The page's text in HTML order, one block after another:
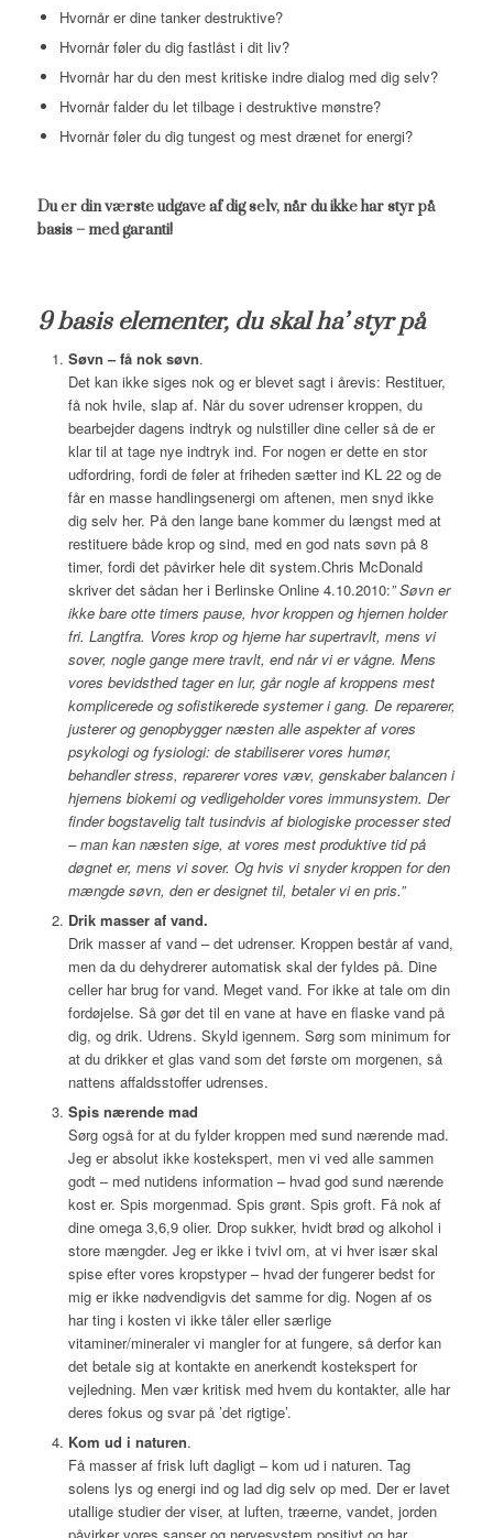
Hvornår er dine tanker destruktive?
Hvornår føler du dig fastlåst i dit liv?
Hvornår har du den mest kritiske indre dialog med dig selv?
Hvornår falder du let tilbage i destruktive mønstre?
Hvornår føler du dig tungest og mest drænet for energi?
Du er din værste udgave af dig selv, når du ikke har styr på
basis – med garanti!
9 basis elementer, du skal ha’ styr på
Søvn – få nok søvn.
Det kan ikke siges nok og er blevet sagt i årevis: Restituer,
få nok hvile, slap af. Når du sover udrenser kroppen, du
bearbejder dagens indtryk og nulstiller dine celler så de er
klar til at tage nye indtryk ind. For nogen er dette en stor
udfordring, fordi de føler at friheden sætter ind KL 22 og de
får en masse handlingsenergi om aftenen, men snyd ikke
dig selv her. På den lange bane kommer du længst med at
restituere både krop og sind, med en god nats søvn på 8
timer, fordi det påvirker hele dit system.Chris McDonald
skriver det sådan her i Berlinske Online 4.10.2010:”Søvn er
ikke bare otte timers pause, hvor kroppen og hjernen holder
fri. Langtfra. Vores krop og hjerne har supertravlt, mens vi
sover, nogle gange mere travlt, end når vi er vågne. Mens
vores bevidsthed tager en lur, går nogle af kroppens mest
komplicerede og sofistikerede systemer i gang. De reparerer,
justerer og genopbygger næsten alle aspekter af vores
psykologi og fysiologi: de stabiliserer vores humør,
behandler stress, reparerer vores væv, genskaber balancen i
hjernens biokemi og vedligeholder vores immunsystem. Der
finder bogstavelig talt tusindvis af biologiske processer sted
– man kan næsten sige, at vores mest produktive tid på
døgnet er, mens vi sover. Og hvis vi snyder kroppen for den
mængde søvn, den er designet til, betaler vi en pris.”
Drik masser af vand.
Drik masser af vand – det udrenser. Kroppen består af vand,
men da du dehydrerer automatisk skal der fyldes på. Dine
celler har brug for vand. Meget vand. For ikke at tale om din
fordøjelse. Så gør det til en vane at have en flaske vand på
dig, og drik. Udrens. Skyld igennem. Sørg som minimum for
at du drikker et glas vand som det første om morgenen, så
nattens affaldsstoffer udrenses.
Spis nærende mad
Sørg også for at du fylder kroppen med sund nærende mad.
Jeg er absolut ikke kostekspert, men vi ved alle sammen
godt – med nutidens information – hvad god sund nærende
kost er. Spis morgenmad. Spis grønt. Spis groft. Få nok af
dine omega 3,6,9 olier. Drop sukker, hvidt brød og alkohol i
store mængder. Jeg er ikke i tvivl om, at vi hver især skal
spise efter vores kropstyper – hvad der fungerer bedst for
mig er ikke nødvendigvis det samme for dig. Nogen af os
har ting i kosten vi ikke tåler eller særlige
vitaminer/mineraler vi mangler for at fungere, så derfor kan
det betale sig at kontakte en anerkendt kostekspert for
vejledning. Men vær kritisk med hvem du kontakter, alle har
deres fokus og svar på ’det rigtige’.
Kom ud i naturen.
Få masser af frisk luft dagligt – kom ud i naturen. Tag
solens lys og energi ind og lad dig selv op med. Der er lavet
utallige studier der viser, at luften, træerne, vandet, jorden